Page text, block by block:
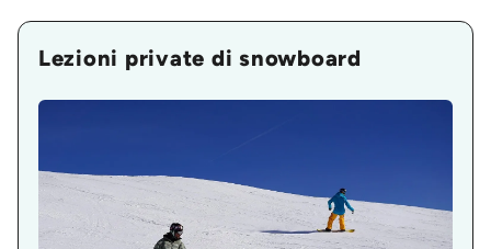
Lezioni private di snowboard